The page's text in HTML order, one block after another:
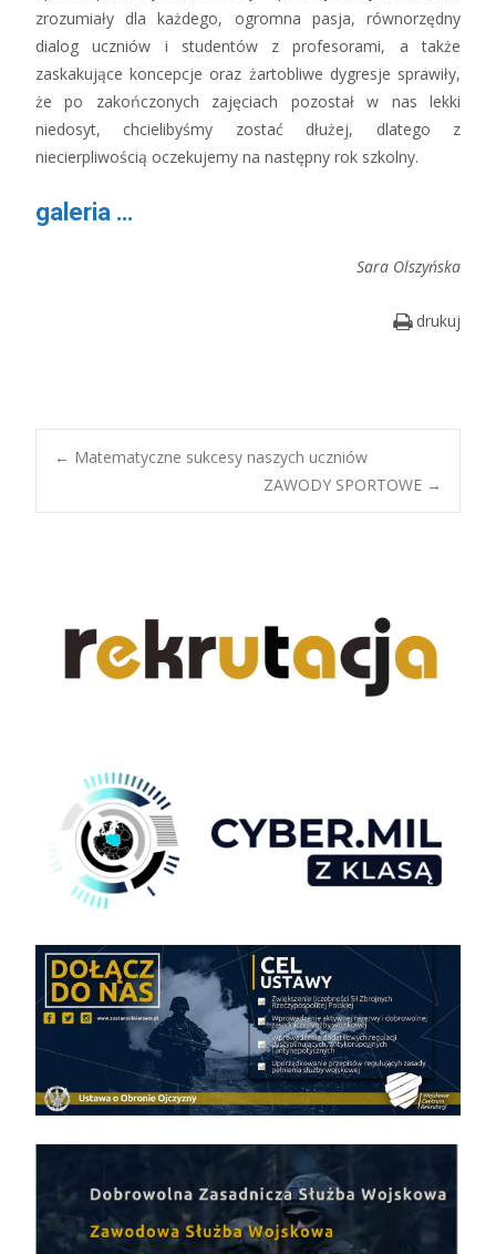
zrozumiały dla każdego, ogromna pasja, równorzędny
dialog uczniów i studentów z profesorami, a także
zaskakujące koncepcje oraz żartobliwe dygresje sprawiły,
że po zakończonych zajęciach pozostał w nas lekki
niedosyt, chcielibyśmy zostać dłużej, dlatego z
niecierpliwością oczekujemy na następny rok szkolny.
galeria …
Sara Olszyńska
drukuj
Post
← Matematyczne sukcesy naszych uczniów
ZAWODY SPORTOWE →